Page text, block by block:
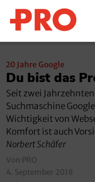
20 Jahre Google
Du bist das
Seit zwei
Suchmaschine
Wichtigkeit von
Komfort ist auch
Norbert Schäfer
Von PRO
4. September 2018